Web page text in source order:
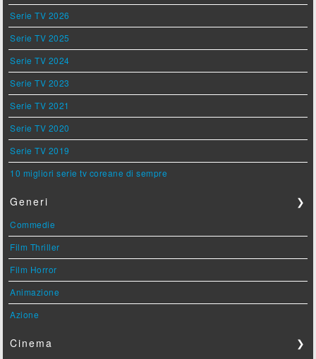
Serie TV 2026
Serie TV 2025
Serie TV 2024
Serie TV 2023
Serie TV 2021
Serie TV 2020
Serie TV 2019
10 migliori serie tv coreane di sempre
Generi ❯
Commedie
Film Thriller
Film Horror
Animazione
Azione
Cinema ❯